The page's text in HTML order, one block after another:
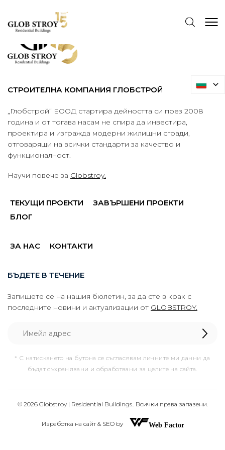
СТРОИТЕЛНА КОМПАНИЯ ГЛОБСТРОЙ
„Глобстрой“ ЕООД стартира дейността си през 2008
година и от тогава насам не спира да инвестира,
проектира и изгражда модерни жилищни сгради,
отговарящи на всички стандарти за качество и
функционалност.
Научи повече за Globstroy.
ТЕКУЩИ ПРОЕКТИ
ЗАВЪРШЕНИ ПРОЕКТИ
БЛОГ
ЗА НАС КОНТАКТИ
БЪДЕТЕ В ТЕЧЕНИЕ
Запишете се на нашия бюлетин, за да сте в крак с
последните новини и актуализации от GLOBSTROY.
* С натискането на бутона се съгласявам личните ми данни да
бъдат съхранявани и обработвани за целите на сайта.
© 2026 Globstroy | Residential Buildings.. Всички права запазени.
Изработка на сайт & SEO by